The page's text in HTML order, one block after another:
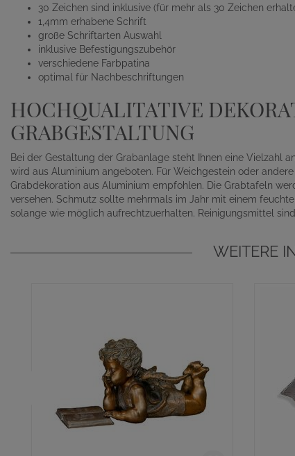
30 Zeichen sind inklusive (für mehr als 30 Zeichen
1,4mm erhabene Schrift
große Schriftarten Auswahl
inklusive Befestigungszubehör
verschiedene Farbpatina
optimal für Nachbeschriftungen
HOCHQUALITATIVE
GRABGESTALTUNG
Bei der Gestaltung der Grabanlage steht Ihnen eine Vielzahl
wird aus Aluminium angeboten. Für Weichgestein oder
Grabdekoration aus Aluminium empfohlen. Die Grabtafeln
versehen. Schmutz sollte mehrmals im Jahr mit einem
solange wie möglich aufrechtzuerhalten. Reinigungsmittel
WEITERE